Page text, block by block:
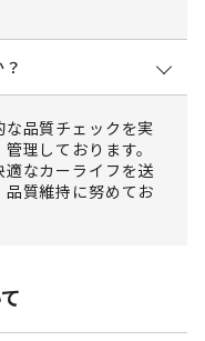
品質チェックを実
理しております。
なカーライフを送
質維持に努めてお